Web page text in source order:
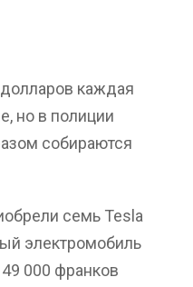
каждая
но в полиции
собираются
семь Tesla
электромобиль
000 франков